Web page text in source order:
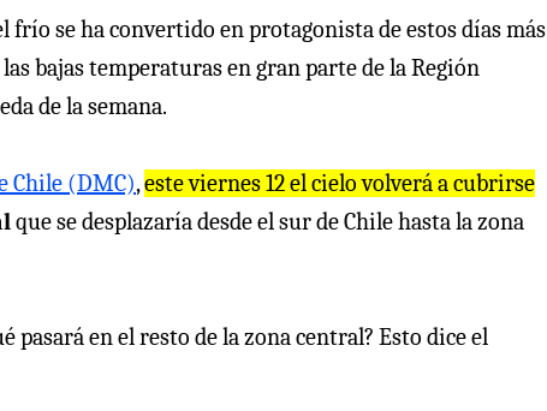
se ha convertido en protagonista de estos días más
bajas temperaturas en gran parte de la Región
de la semana.
Chile (DMC),este viernes 12 el cielo volverá a cubrirse
que se desplazaría desde el sur de Chile hasta la zona
pasará en el resto de la zona central? Esto dice el